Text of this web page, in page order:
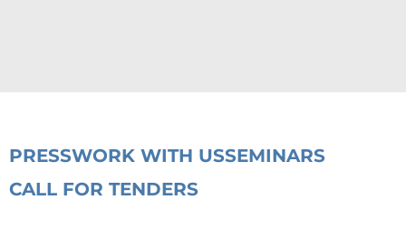
PRESSWORK WITH USSEMINARS
CALL FOR TENDERS